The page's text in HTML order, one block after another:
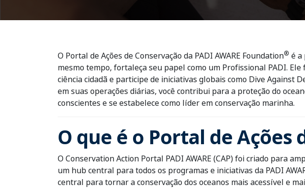
O Portal de Ações de Conservação da PADI AWARE Foundation® é a
mesmo tempo, fortaleça seu papel como um Profissional PADI.
ciência cidadã e participe de iniciativas globais como Dive Against
em suas operações diárias, você contribui para a proteção do
conscientes e se estabelece como líder em conservação marinha.
O que é o Portal de Ações
O Conservation Action Portal PADI AWARE (CAP) foi criado para
um hub central para todos os programas e iniciativas da PADI
central para tornar a conservação dos oceanos mais acessível e